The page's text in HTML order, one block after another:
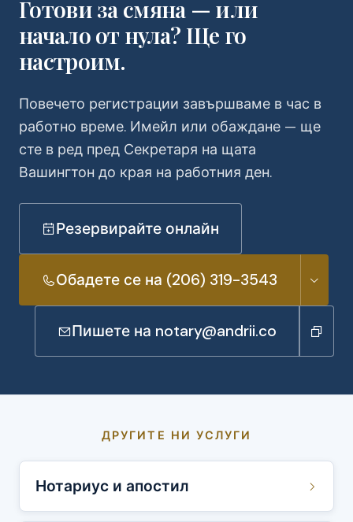
Готови за смяна — или
начало от нула? Ще го
настроим.
Повечето регистрации завършваме в час в
работно време. Имейл или обаждане — ще
сте в ред пред Секретаря на щата
Вашингтон до края на работния ден.
Резервирайте онлайн
Обадете се на (206) 319-3543
Пишете на notary@andrii.co
ДРУГИТЕ НИ УСЛУГИ
Нотариус и апостил